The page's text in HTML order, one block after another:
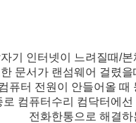
기 인터넷이 느려질때/
문서가 랜섬웨어 걸렸
퓨터 전원이 안들어올 때
로 컴퓨터수리 컴닥터에
전화한통으로 해결